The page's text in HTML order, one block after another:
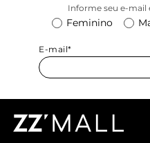
Informe seu e-mail
Feminino
E-mail*